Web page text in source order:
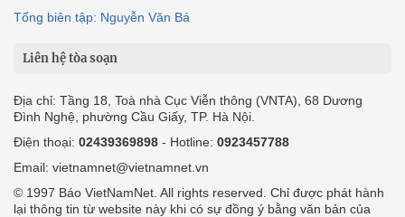
Tổng biên tập: Nguyễn Văn Bá
Liên hệ tòa soạn
Địa chỉ: Tầng 18, Toà nhà Cục Viễn thông (VNTA), 68 Dương
Đình Nghệ, phường Cầu Giấy, TP. Hà Nội.
Điện thoại: 02439369898 - Hotline: 0923457788
Email: vietnamnet@vietnamnet.vn
© 1997 Báo VietNamNet. All rights reserved. Chỉ được phát hành
lại thông tin từ website này khi có sự đồng ý bằng văn bản của